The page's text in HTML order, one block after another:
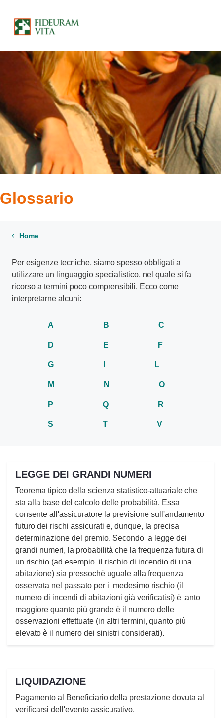
Glossario
Home
Per esigenze tecniche, siamo spesso obbligati a
utilizzare un linguaggio specialistico, nel quale si fa
ricorso a termini poco comprensibili. Ecco come
interpretarne alcuni:
A B C
D E F
G L
M N O
P Q R
S T V
LEGGE DEI GRANDI NUMERI
Teorema tipico della scienza statistico-attuariale che
sta alla base del calcolo delle probabilità. Essa
consente all'assicuratore la previsione sull'andamento
futuro dei rischi assicurati e, dunque, la precisa
determinazione del premio. Secondo la legge dei
grandi numeri, la probabilità che la frequenza futura di
un rischio (ad esempio, il rischio di incendio di una
abitazione) sia pressochè uguale alla frequenza
osservata nel passato per il medesimo rischio (il
numero di incendi di abitazioni già verificatisi) è tanto
maggiore quanto più grande è il numero delle
osservazioni effettuate (in altri termini, quanto più
elevato è il numero dei sinistri considerati).
LIQUIDAZIONE
Pagamento al Beneficiario della prestazione dovuta al
verificarsi dell'evento assicurativo.